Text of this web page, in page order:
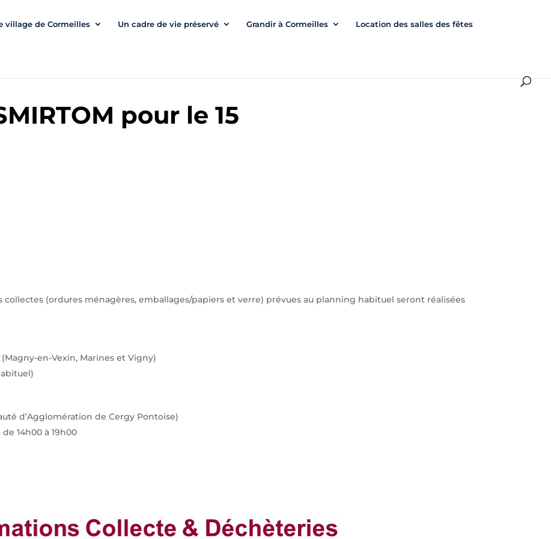
village de Cormeilles Un cadre de vie préservé Grandir à Cormeilles Location des salles des fêtes
pour le 15
collectes (ordures ménagères, emballages/papiers et verre) prévues au planning habituel seront réalisées
en-Vexin, Marines et Vigny)
d’Agglomération de Cergy Pontoise)
14h00 à 19h00